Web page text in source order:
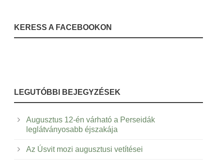
KERESS A FACEBOOKON
LEGUTÓBBI BEJEGYZÉSEK
Augusztus 12-én várható a Perseidák
leglátványosabb éjszakája
Az Úsvit mozi augusztusi vetítései